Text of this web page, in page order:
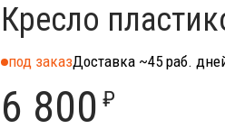
Кресло
под заказДоставка ~45 раб.
6 800 ₽